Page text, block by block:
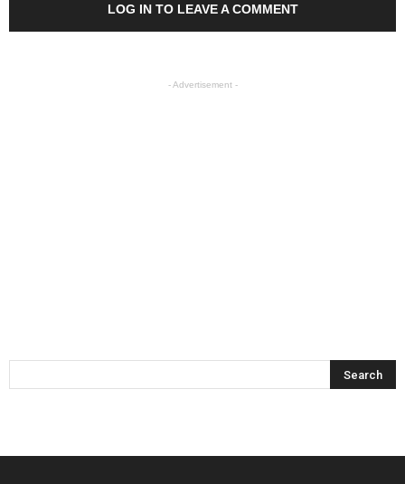
LOG IN TO LEAVE A COMMENT
- Advertisement -